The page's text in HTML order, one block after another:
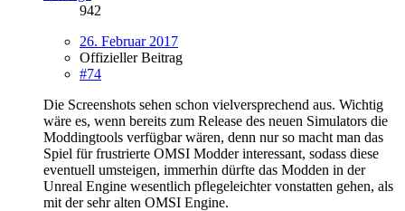
942
26. Februar 2017
Offizieller Beitrag
#74
Die Screenshots sehen schon vielversprechend aus. Wichtig
wäre es, wenn bereits zum Release des neuen Simulators die
Moddingtools verfügbar wären, denn nur so macht man das
Spiel für frustrierte OMSI Modder interessant, sodass diese
eventuell umsteigen, immerhin dürfte das Modden in der
Unreal Engine wesentlich pflegeleichter vonstatten gehen, als
mit der sehr alten OMSI Engine.